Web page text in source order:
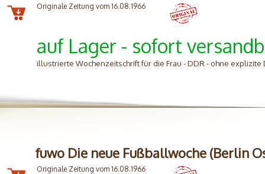
Originale Zeitung vom 16.08.1966
auf Lager - sofort
illustrierte Wochenzeitschrift für die Frau - DDR - ohne explizite
fuwo Die neue Fußballwoche (Berlin
Originale Zeitung vom 16.08.1966